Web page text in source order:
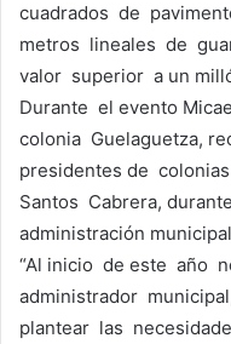
cuadrados de
metros lineales de
valor superior a un
Durante el evento
colonia Guelaguetza,
presidentes de
Santos Cabrera,
administración
“Al inicio de este año
administrador
plantear las